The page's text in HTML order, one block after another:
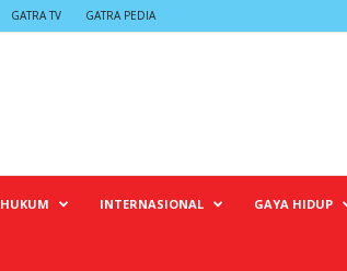
GATRA TV GATRA PEDIA
HUKUM INTERNASIONAL GAYA HIDUP